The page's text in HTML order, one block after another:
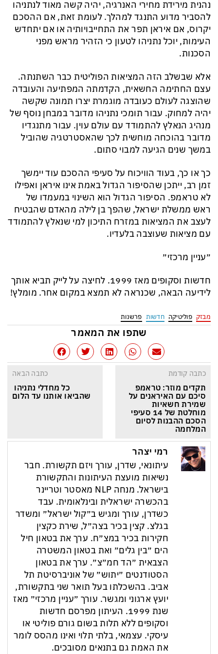
נהנית מירידת מחירי האנרגיה, יהיה קשה מאוד לנתניהו
להסביר מדוע התנגד למהלך. לעומת זאת, אם ההסכם
יקרוס, אם איראן תפר את התחייבויותיה או אם יתחדש
העימות, יוכל נתניהו לטעון כי הזהיר מראש מפני
הסכנות.
אלא שבשלב הזה המציאות הפוליטית כבר השתנתה.
עצם החתימה החשאית, הקדמתה המפתיעה והעובדה
שהוצגה לעולם כעובדה מוגמרת יצרו תמונה שקשה
יהיה למחוק. עבור תומכי נתניהו מדובר במבחן נוסף של
מנהיג הנאלץ להתמודד עם עולם עוין. עבור מתנגדיו
מדובר בהוכחה מוחשית לכך שהאסטרטגיה שהוביל
במשך שנים הגיעה למבוי סתום.
כך או כך, בעוד הוויכוח על סעיפי ההסכם עוד יימשך
זמן רב, ייתכן שהסיפור הגדול באמת אינו איראן ואפילו
לא טראמפ. הסיפור הגדול הוא השינוי במעמדו של
ראש ממשלת ישראל, שהפך בן לילה מהאדם שהבטיח
לעצב את המציאות במזרח התיכון למי שנאלץ להתמודד
עם מציאות שעוצבה בלעדיו.
״עניין מרכזי״
חדשות וסקופים מאז 1999. לחיצה על לייק תביא אותך
לידיעה הבאה, שכנראה לא תמצא במקום אחר. מומלץ!
מבזק פוליטיקה חדשות פרשנות
שתפו את המאמר
כתבה קודמת
תקדים מוזר: טראמפ
סיכם עם האיראנים על
שמירת חשאיות
מוחלטת של 14 סעיפי
הסכם ההבנות לסיום
המלחמה
כתבה הבאה
כל מחדלי נתניהו
שהביאו אותנו עד הלום
רמי יצהר
עיתונאי, שדרן, עורך ויזם תקשורת. חבר
נשיאות מועצת העיתונות והתקשורת
בישראל. מנחה NLP מאסטר וטריינר
בהכשרה ישראלית ובינלאומית. עבד
כשדרן, עורך ומגיש ב״קול ישראל״ ומשדר
בגלצ. קצין בכיר בצה״ל, שירת כקצין
חקירות בכיר במצ״ח. ערך את בטאון חיל
הים ״בין גלים״ ואת בטאון המשטרה
הצבאית ״הד חמ״צ״. ערך את בטאון
הסטודנטים ״יתוש״ של אוניברסיטת תל
אביב. בהשכלתו בעל תואר שני בתקשורת,
יועץ ארגוני ומגשר. עורך ״עניין מרכזי״ מאז
שנת 1999. העיתון מפרסם חדשות
וסקופים ללא תלות בשום גורם פוליטי או
עיסקי. עצמאי, בלתי תלוי ואינו מהסס לומר
את האמת גם בתנאים מסובכים.